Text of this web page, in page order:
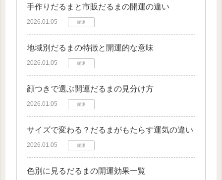
手作りだるまと市販だるまの開運の違い
2026.01.05 開運
地域別だるまの特徴と開運的な意味
2026.01.05 開運
顔つきで選ぶ開運だるまの見分け方
2026.01.05 開運
サイズで変わる？だるまがもたらす運気の違い
2026.01.05 開運
色別に見るだるまの開運効果一覧